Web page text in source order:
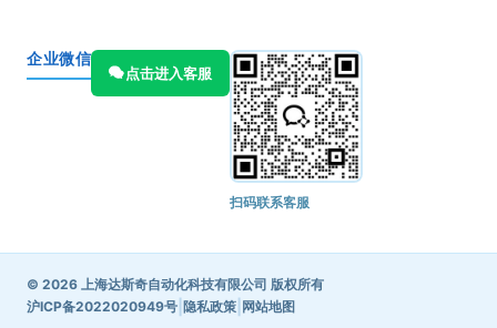
企业微信
点击进入客服
扫码联系客服
© 2026 上海达斯奇自动化科技有限公司 版权所有
沪ICP备2022020949号 隐私政策 网站地图